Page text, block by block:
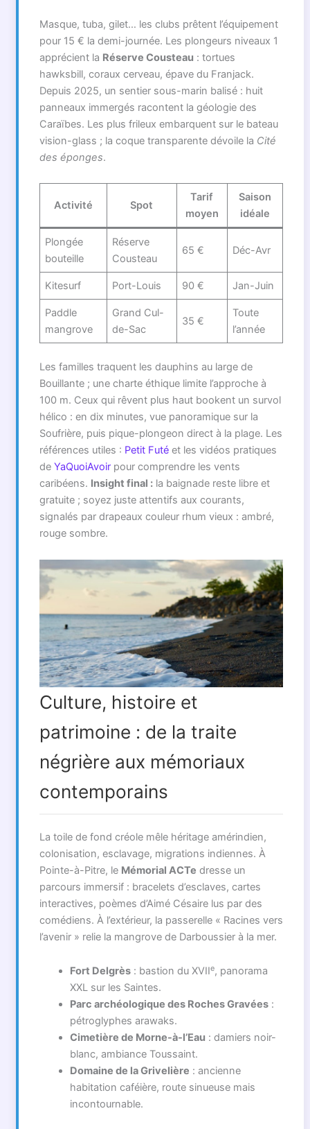
Masque, tuba, gilet… les clubs prêtent l’équipement
pour 15 € la demi-journée. Les plongeurs niveaux 1
apprécient la Réserve Cousteau : tortues
hawksbill, coraux cerveau, épave du Franjack.
Depuis 2025, un sentier sous-marin balisé : huit
panneaux immergés racontent la géologie des
Caraïbes. Les plus frileux embarquent sur le bateau
vision-glass ; la coque transparente dévoile la Cité
des éponges.
Activité Spot
Tarif
moyen
Saison
idéale
Plongée
bouteille
Réserve
Cousteau
65 € Déc-Avr
Kitesurf Port-Louis 90 € Jan-Juin
Paddle
mangrove
Grand Cul-
de-Sac
35 €
Toute
l’année
Les familles traquent les dauphins au large de
Bouillante ; une charte éthique limite l’approche à
100 m. Ceux qui rêvent plus haut bookent un survol
hélico : en dix minutes, vue panoramique sur la
Soufrière, puis pique-plongeon direct à la plage. Les
références utiles : Petit Futéet les vidéos pratiques
de YaQuoiAvoirpour comprendre les vents
caribéens. Insight final :la baignade reste libre et
gratuite ; soyez juste attentifs aux courants,
signalés par drapeaux couleur rhum vieux : ambré,
rouge sombre.
Culture, histoire et
patrimoine : de la traite
négrière aux mémoriaux
contemporains
La toile de fond créole mêle héritage amérindien,
colonisation, esclavage, migrations indiennes. À
Pointe-à-Pitre, le Mémorial ACTe dresse un
parcours immersif : bracelets d’esclaves, cartes
interactives, poèmes d’Aimé Césaire lus par des
comédiens. À l’extérieur, la passerelle « Racines vers
l’avenir » relie la mangrove de Darboussier à la mer.
Fort Delgrès: bastion du XVIIe, panorama
XXL sur les Saintes.
Parc archéologique des Roches Gravées:
pétroglyphes arawaks.
Cimetière de Morne-à-l’Eau : damiers noir-
blanc, ambiance Toussaint.
Domaine de la Grivelière : ancienne
habitation caféière, route sinueuse mais
incontournable.